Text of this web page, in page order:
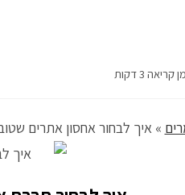
קריאה 3 דקות
»איך לבחור אחסון אתרים